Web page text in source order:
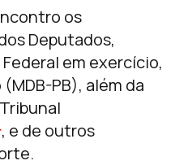
os
Deputados,
em exercício,
PB), além da
, e de outros